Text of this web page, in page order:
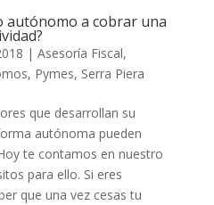
autónomo a cobrar una
| Asesoría Fiscal,
, Pymes, Serra Piera
que desarrollan su
autónoma pueden
te contamos en nuestro
para ello. Si eres
que una vez cesas tu